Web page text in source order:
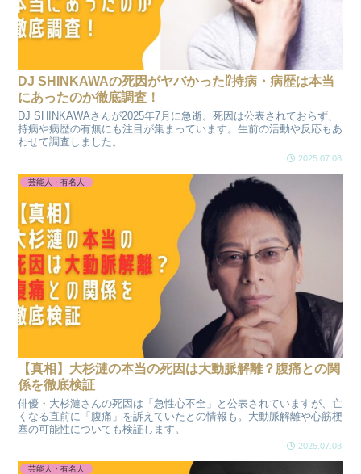
DJ SHINKAWAの死因がヤバかった⁉持病・病歴は本当
にあったのか徹底調査！
DJ SHINKAWAさんが2025年7月に急逝。死因は公表されておらず、
持病や病歴の有無にも注目が集まっています。生前の活動や反応もあ
わせて調査しました。
2025.07.08
芸能人・有名人
【真相】大杉漣の本当の死因は大動脈解離？腹痛との関
係を徹底検証
俳優・大杉漣さんの死因は「急性心不全」と公表されていますが、亡
くなる直前に「腹痛」を訴えていたとの情報も。大動脈解離や心筋梗
塞の可能性についても検証します。
2025.07.08
芸能人・有名人